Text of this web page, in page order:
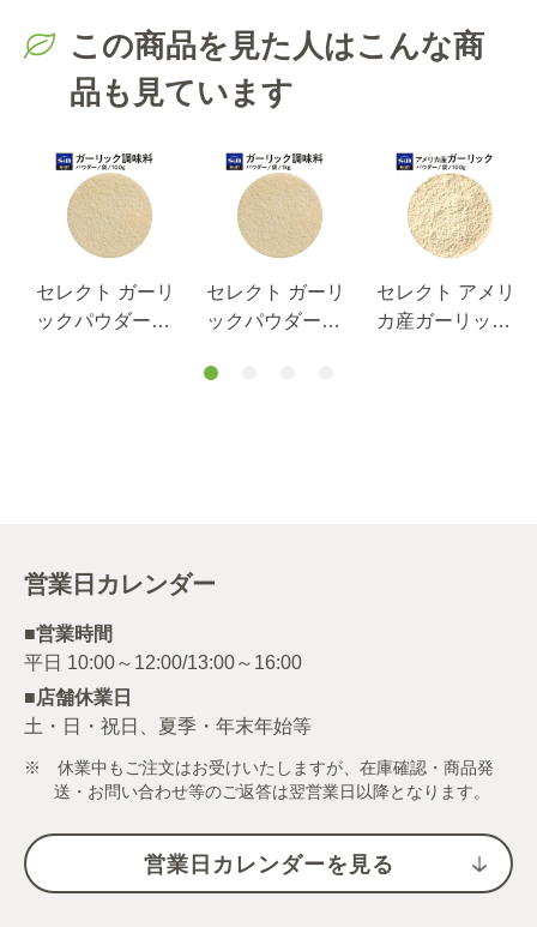
この商品を見た人はこんな商
品も見ています
セレクト ガーリ
ックパウダー＜
セレクト ガーリ
ックパウダー＜
料＞/袋1kg
セレクト アメリ
カ産ガーリック/
営業日カレンダー
■営業時間
■店舗休業日
土・日・祝日、夏季・年末年始等
※ 休業中もご注文はお受けいたしますが、在庫確認・商品発
送・お問い合わせ等のご返答は翌営業日以降となります。
営業日カレンダーを見る